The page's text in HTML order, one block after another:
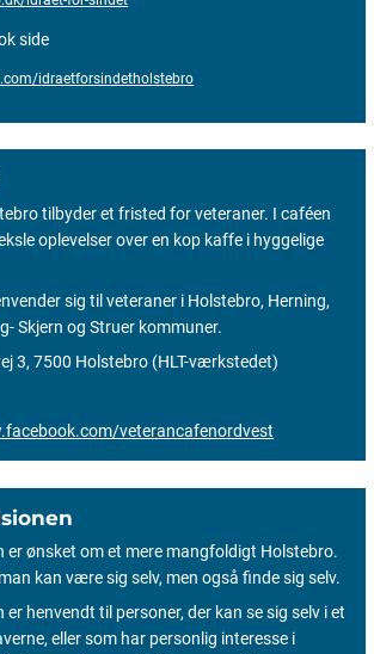
side
idraetforsindetholstebro
tilbyder et fristed for veteraner. I caféen
oplevelser over en kop kaffe i hyggelige
sig til veteraner i Holstebro, Herning,
Skjern og Struer kommuner.
3, 7500 Holstebro (HLT-værkstedet)
veterancafenordvest
er ønsket om et mere mangfoldigt Holstebro.
kan være sig selv, men også finde sig selv.
er henvendt til personer, der kan se sig selv i et
eller som har personlig interesse i